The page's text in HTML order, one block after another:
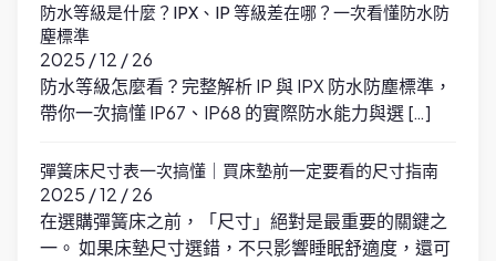
防水等級是什麼？IPX、IP 等級差在哪？一次看懂防水防
塵標準
2025 / 12 / 26
防水等級怎麼看？完整解析 IP 與 IPX 防水防塵標準，
帶你一次搞懂 IP67、IP68 的實際防水能力與選 […]
彈簧床尺寸表一次搞懂｜買床墊前一定要看的尺寸指南
2025 / 12 / 26
在選購彈簧床之前，「尺寸」絕對是最重要的關鍵之
一。 如果床墊尺寸選錯，不只影響睡眠舒適度，還可